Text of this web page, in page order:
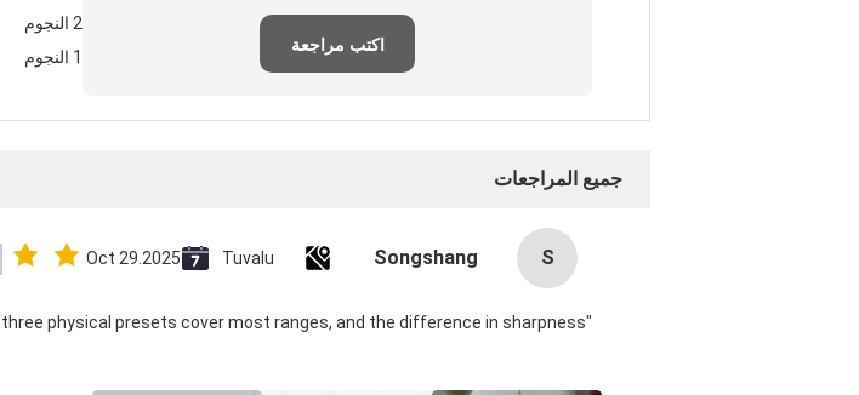
اكتب مراجعة
2 النجوم
1 النجوم
جميع المراجعات
S
Songshang
Tuvalu
Oct 29.2025
physical presets cover most ranges, and the difference in sharpness